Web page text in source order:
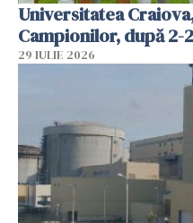
Universitatea
Campionilor, după 2-
29 IULIE 2026